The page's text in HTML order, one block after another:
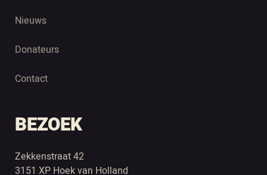
Nieuws
Donateurs
Contact
BEZOEK
Zekkenstraat 42
3151 XP Hoek van Holland